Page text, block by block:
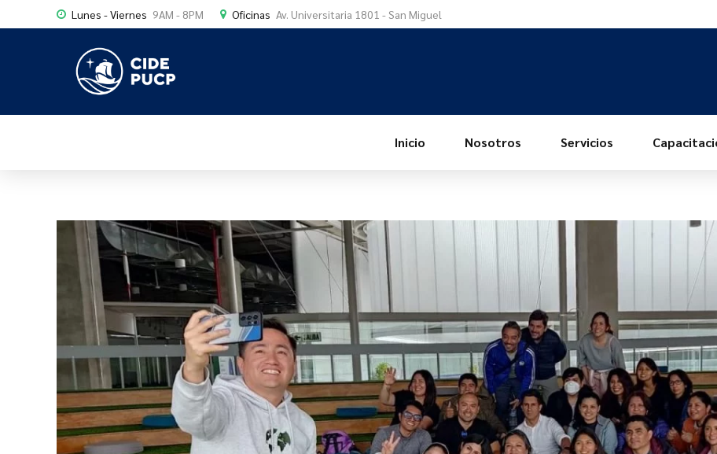
Lunes - Viernes 9AM - 8PM Oficinas Av. Universitaria 1801 - San Miguel
Inicio Nosotros Servicios